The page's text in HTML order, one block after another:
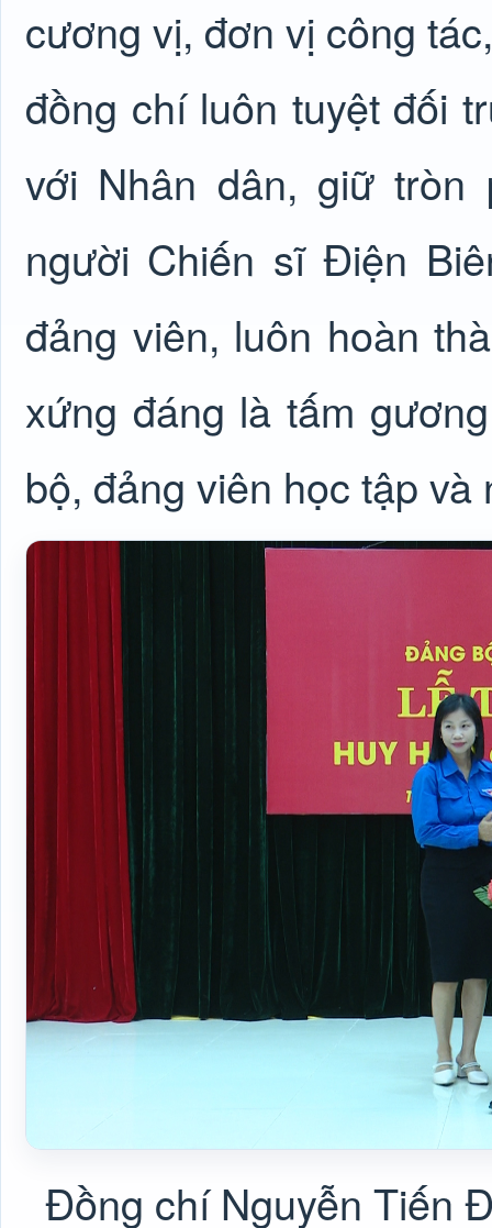
cương vị, đơn vị công
đồng chí luôn tuyệt đối
với Nhân dân, giữ
người Chiến sĩ Điện
đảng viên, luôn hoàn
xứng đáng là tấm
bộ, đảng viên học tập
Đồng chí Nguyễn Tiến